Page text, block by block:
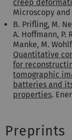
creep
Microscopy and
B. Prifling, M.
A. Hoffmann, P.
Manke, M.
Quantitative
for
tomographic
batteries and
properties.
Preprints